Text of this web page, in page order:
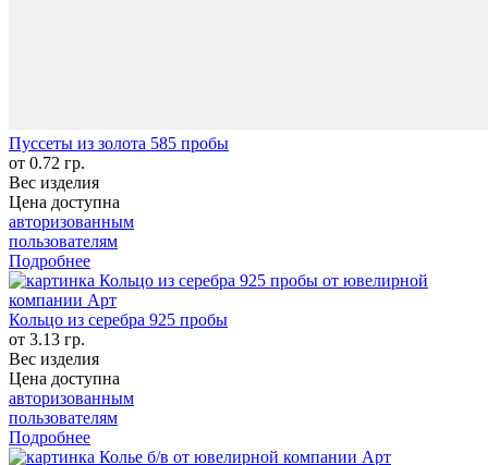
Пуссеты из золота 585 пробы
от 0.72 гр.
Вес изделия
Цена доступна
авторизованным
пользователям
Подробнее
Кольцо из серебра 925 пробы
от 3.13 гр.
Вес изделия
Цена доступна
авторизованным
пользователям
Подробнее